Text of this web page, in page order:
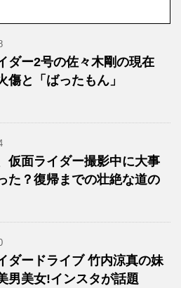
ダー2号の佐々木剛の現在
傷と「ばったもん」
仮面ライダー撮影中に大事
た？復帰までの壮絶な道の
ダードライブ 竹内涼真の妹
男美女!インスタが話題